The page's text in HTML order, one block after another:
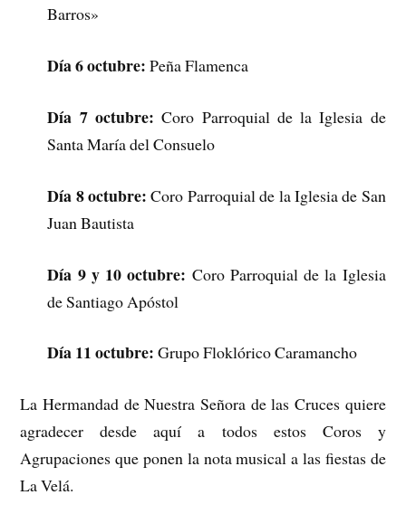
Barros»
Día 6 octubre: Peña Flamenca
Día 7 octubre: Coro Parroquial de la Iglesia de
Santa María del Consuelo
Día 8 octubre: Coro Parroquial de la Iglesia de San
Juan Bautista
Día 9 y 10 octubre: Coro Parroquial de la Iglesia
de Santiago Apóstol
Día 11 octubre: Grupo Floklórico Caramancho
La Hermandad de Nuestra Señora de las Cruces quiere
agradecer desde aquí a todos estos Coros y
Agrupaciones que ponen la nota musical a las fiestas de
La Velá.